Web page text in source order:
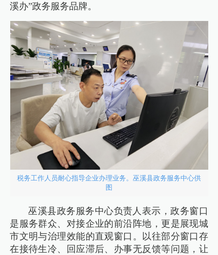
溪办”政务服务品牌。
税务工作人员耐心指导企业办理业务。巫溪县政务服务中心供
图
巫溪县政务服务中心负责人表示，政务窗口
是服务群众、对接企业的前沿阵地，更是展现城
市文明与治理效能的直观窗口。以往部分窗口存
在接待生冷、回应滞后、办事无反馈等问题，让